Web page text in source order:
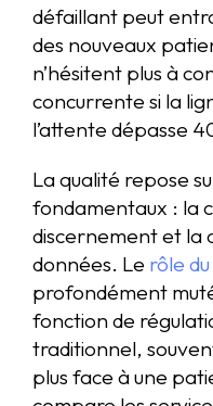
défaillant peut
des nouveaux
n’hésitent plus à
concurrente si la
l’attente dépasse
La qualité repose
fondamentaux : la
discernement et la
données. Le rôle
profondément
fonction de
traditionnel,
plus face à une